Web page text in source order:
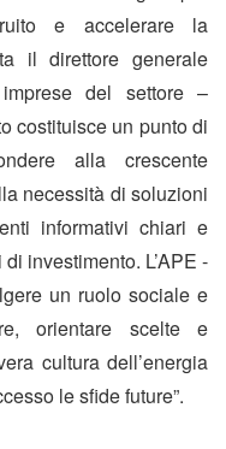
e accelerare la
il direttore generale
del settore –
costituisce un punto di
alla crescente
necessità di soluzioni
informativi chiari e
investimento. L’APE -
un ruolo sociale e
orientare scelte e
cultura dell’energia
le sfide future”.